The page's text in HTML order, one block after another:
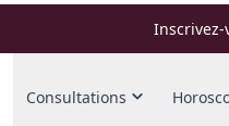
Consultations